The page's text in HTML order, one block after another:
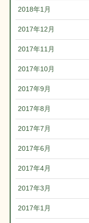
2018年1月
2017年12月
2017年11月
2017年10月
2017年9月
2017年8月
2017年7月
2017年6月
2017年4月
2017年3月
2017年1月